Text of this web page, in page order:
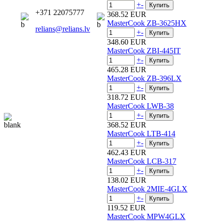
+371 22075777
relians@relians.lv
+-
368.52 EUR
MasterCook ZB-3625HX
+-
348.60 EUR
MasterCook ZBI-445IT
+-
465.28 EUR
MasterCook ZB-396LX
+-
318.72 EUR
MasterCook LWB-38
+-
368.52 EUR
MasterCook LTB-414
+-
462.43 EUR
MasterCook LCB-317
+-
138.02 EUR
MasterCook 2MIE-4GLX
+-
119.52 EUR
MasterCook MPW4GLX